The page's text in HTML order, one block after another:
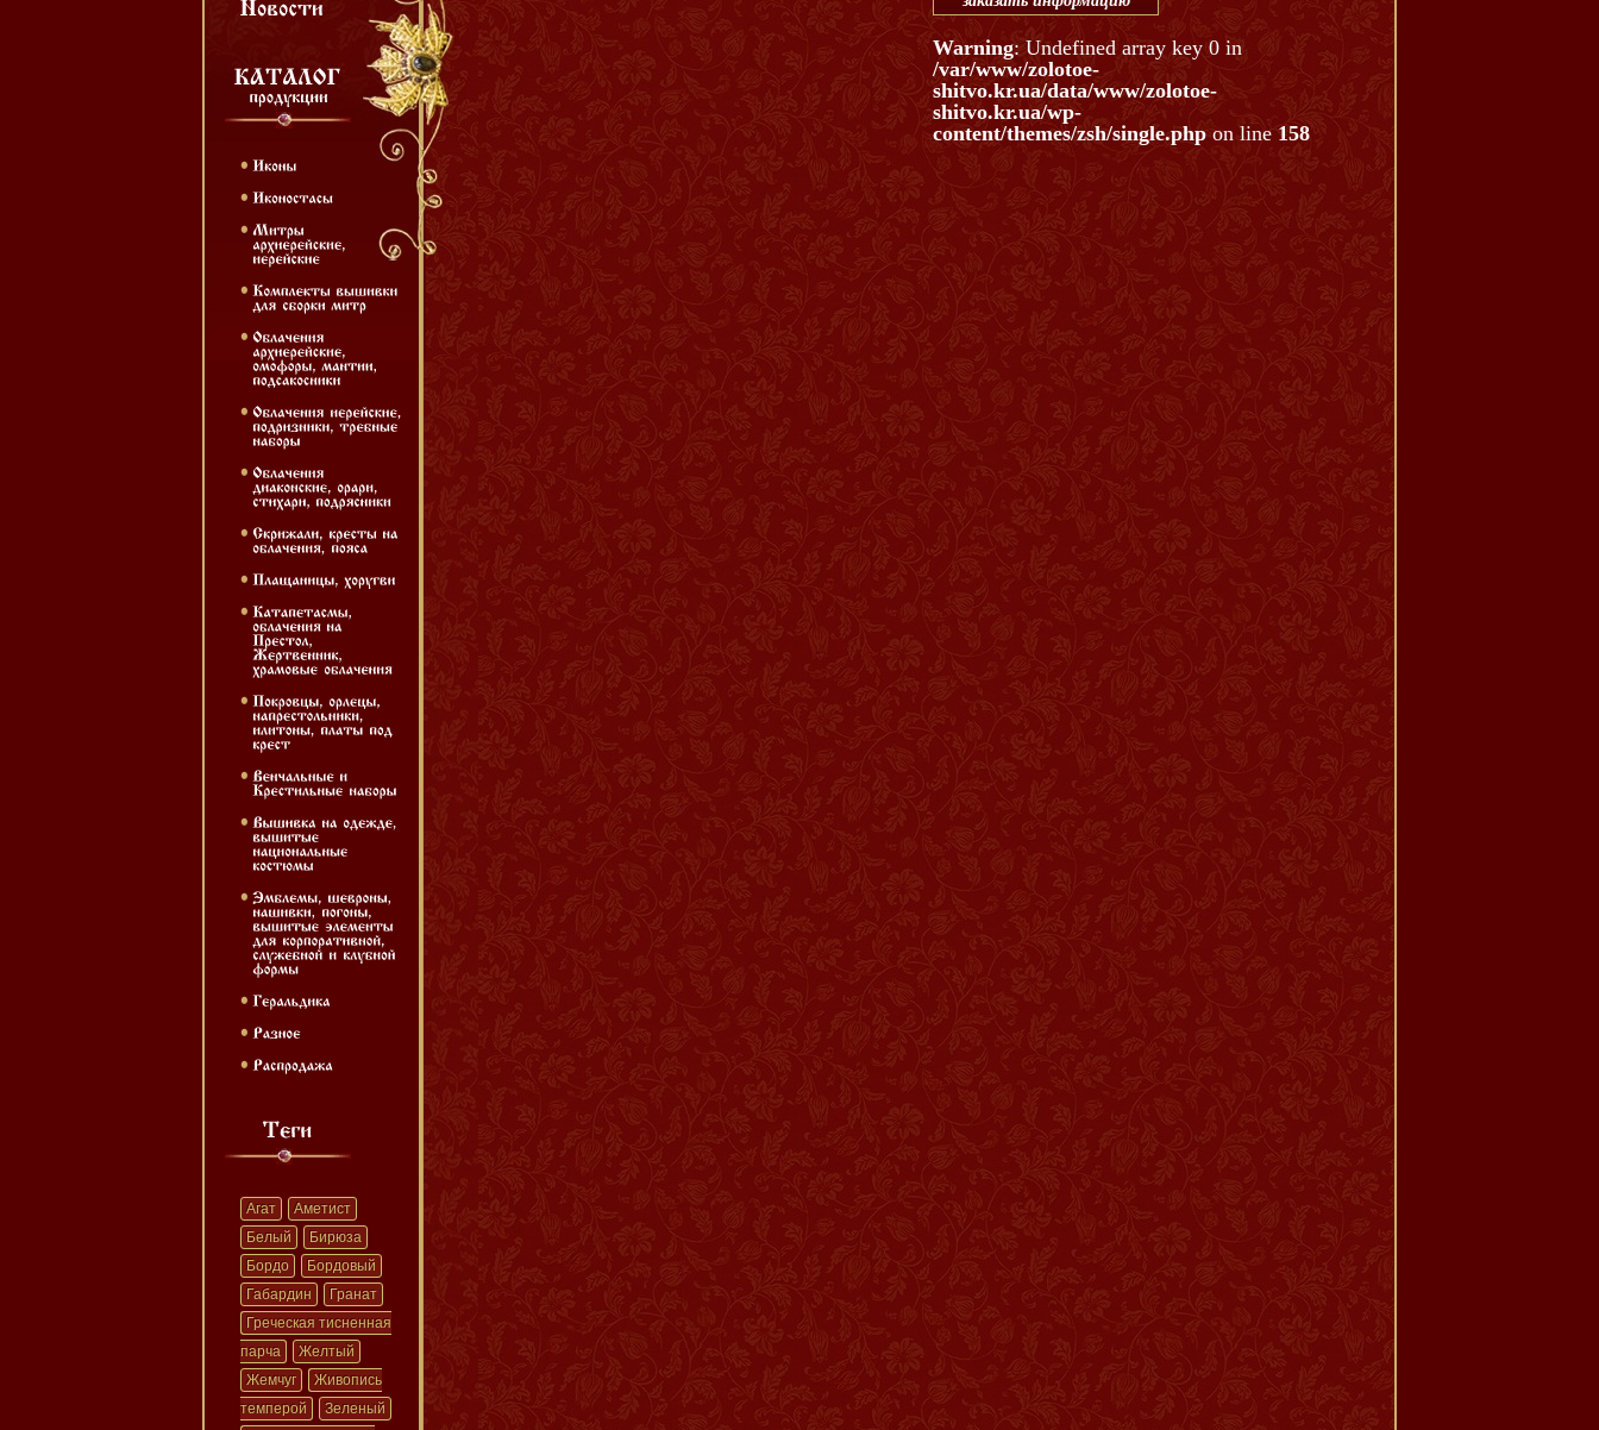
Агат
Аметист
Белый
Бирюза
Бордо
Бордовый
Габардин
Гранат
Греческая тисненная
парча
Желтый
Жемчуг
Живопись
темперой
Зеленый
Warning: Undefined array key 0 in
/var/www/zolotoe-
shitvo.kr.ua/data/www/zolotoe-
shitvo.kr.ua/wp-
content/themes/zsh/single.php on line158